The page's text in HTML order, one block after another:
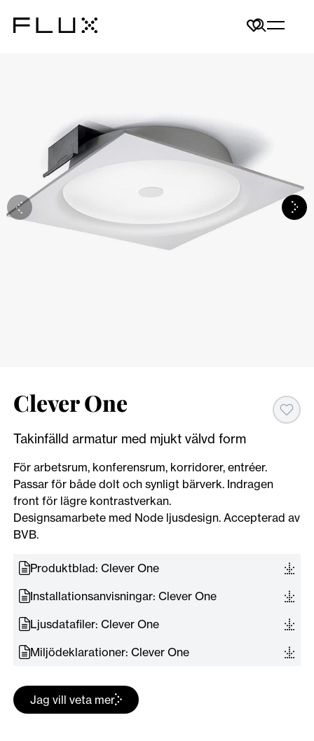
Clever One
Takinfälld armatur med mjukt välvd form
För arbetsrum, konferensrum, korridorer, entréer.
Passar för både dolt och synligt bärverk. Indragen
front för lägre kontrastverkan.
Designsamarbete med Node ljusdesign. Accepterad av
BVB.
Produktblad: Clever One
Installationsanvisningar: Clever One
Ljusdatafiler: Clever One
Miljödeklarationer: Clever One
Jag vill veta mer